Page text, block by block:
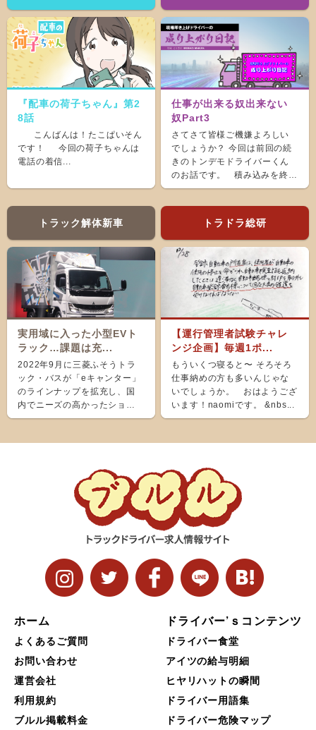
『配車の荷子ちゃん』第2
8話
こんばんは！たこぱいそん
です！ 今回の荷子ちゃんは
電話の着信...
仕事が出来る奴出来ない
奴Part3
さてさて皆様ご機嫌よろしい
でしょうか？ 今回は前回の続
きのトンデモドライバーくん
のお話です。 積み込みを終
え、ホッと...
トラック解体新車
実用域に入った小型EVト
ラック…課題は充...
2022年9月に三菱ふそうトラ
ック・バスが「eキャンター」
のラインナップを拡充し、国
内でニーズの高かったショー
ト＆ナローボディ（G...
トラドラ総研
【運行管理者試験チャレ
ンジ企画】毎週1ポ...
もういくつ寝ると〜 そろそろ
仕事納めの方も多いんじゃな
いでしょうか。 おはようござ
います！naomiです。 &nbs...
ホーム
よくあるご質問
お問い合わせ
運営会社
利用規約
ブルル掲載料金
ドライバー’ｓコンテンツ
ドライバー食堂
アイツの給与明細
ヒヤリハットの瞬間
ドライバー用語集
ドライバー危険マップ